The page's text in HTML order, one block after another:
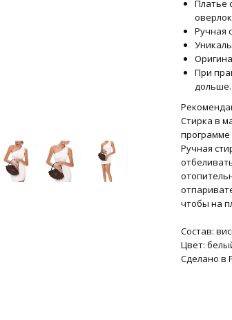
Платье
Ручная
При
дольше.
Стирка в
программе
Ручная
чтобы на
Состав:
Цвет:
Сделано в